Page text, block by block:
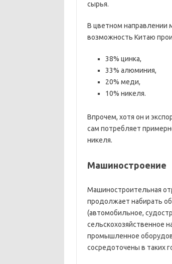
сырья.
В цветном направлении
возможность Китаю
38% цинка,
33% алюминия,
20% меди,
10% никеля.
Впрочем, хотя он и
сам потребляет
никеля.
Машиностроение
Машиностроительная
продолжает набирать
(автомобильное,
сельскохозяйственное
промышленное
сосредоточены в таких